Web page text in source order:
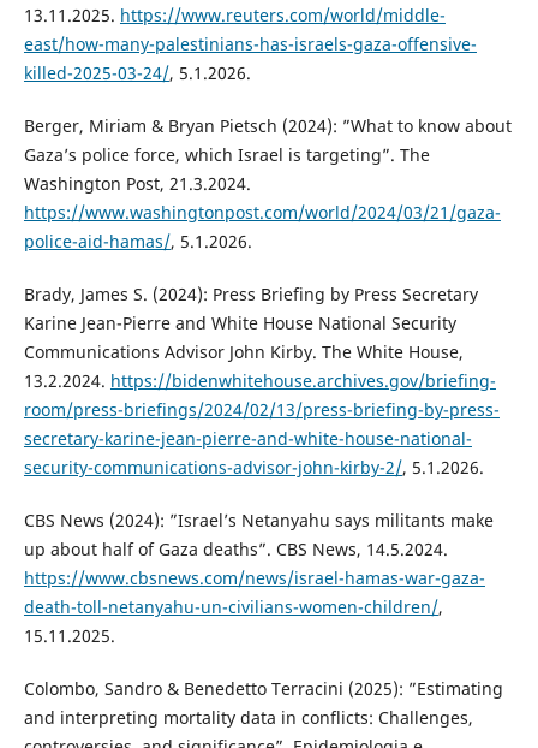
13.11.2025. https://www.reuters.com/world/middle-
east/how-many-palestinians-has-israels-gaza-offensive-
killed-2025-03-24/, 5.1.2026.
Berger, Miriam & Bryan Pietsch (2024): ”What to know about
Gaza’s police force, which Israel is targeting”. The
Washington Post, 21.3.2024.
https://www.washingtonpost.com/world/2024/03/21/gaza-
police-aid-hamas/, 5.1.2026.
Brady, James S. (2024): Press Briefing by Press Secretary
Karine Jean-Pierre and White House National Security
Communications Advisor John Kirby. The White House,
13.2.2024. https://bidenwhitehouse.archives.gov/briefing-
room/press-briefings/2024/02/13/press-briefing-by-press-
secretary-karine-jean-pierre-and-white-house-national-
security-communications-advisor-john-kirby-2/, 5.1.2026.
CBS News (2024): ”Israel’s Netanyahu says militants make
up about half of Gaza deaths”. CBS News, 14.5.2024.
https://www.cbsnews.com/news/israel-hamas-war-gaza-
death-toll-netanyahu-un-civilians-women-children/,
15.11.2025.
Colombo, Sandro & Benedetto Terracini (2025): ”Estimating
and interpreting mortality data in conflicts: Challenges,